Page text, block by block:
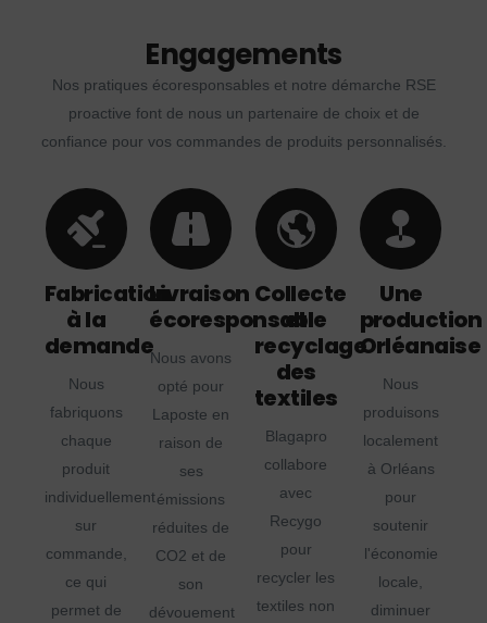
Engagements
Nos pratiques écoresponsables et notre démarche RSE
proactive font de nous un partenaire de choix et de
confiance pour vos commandes de produits personnalisés.
Fabrication
à la
demande
Nous
fabriquons
chaque
produit
individuellement
sur
commande,
ce qui
permet de
Livraison
écoresponsable
Nous avons
opté pour
Laposte en
raison de
ses
émissions
réduites de
CO2 et de
son
dévouement
Collecte
et
recyclage
des
textiles
Blagapro
collabore
avec
Recygo
pour
recycler les
textiles non
Une
production
Orléanaise
Nous
produisons
localement
à Orléans
pour
soutenir
l'économie
locale,
diminuer